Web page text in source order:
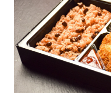
2,000~2,999円
3,000~3999円
4,000~7999円
8,000円~
食材から選ぶ